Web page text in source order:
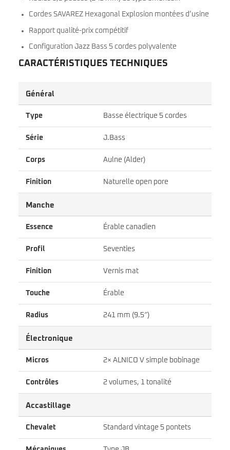
Cordes SAVAREZ Hexagonal Explosion montées d’usine
Rapport qualité-prix compétitif
Configuration Jazz Bass 5 cordes polyvalente
CARACTÉRISTIQUES TECHNIQUES
Général
Type Basse électrique 5 cordes
Série J.Bass
Corps Aulne (Alder)
Finition Naturelle open pore
Manche
Essence Érable canadien
Profil Seventies
Finition Vernis mat
Touche Érable
Radius 241 mm (9.5″)
Électronique
Micros 2× ALNICO V simple bobinage
Contrôles 2 volumes, 1 tonalité
Accastillage
Chevalet Standard vintage 5 pontets